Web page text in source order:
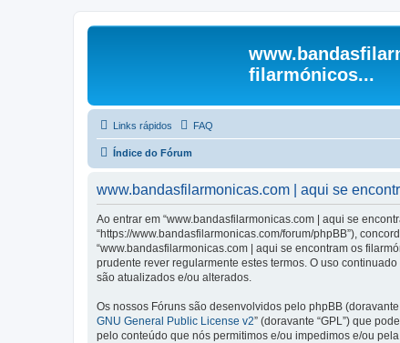
filarmónicos...
Links rápidos FAQ
Índice do Fórum
www.bandasfilarmonicas.com | aqui se
Ao entrar em “www.bandasfilarmonicas.com | aqui se
“https://www.bandasfilarmonicas.com/forum/phpBB”),
“www.bandasfilarmonicas.com | aqui se encontram os
prudente rever regularmente estes termos. O uso
são atualizados e/ou alterados.
Os nossos Fóruns são desenvolvidos pelo phpBB (doravante
GNU General Public License v2” (doravante “GPL”) que
pelo conteúdo que nós permitimos e/ou impedimos e/ou